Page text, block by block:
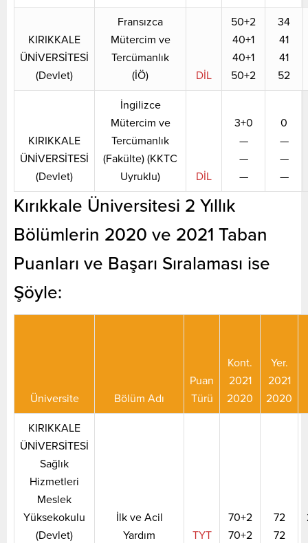
KIRIKKALE
ÜNİVERSİTESİ
(Devlet)
Fransızca
Mütercim ve
Tercümanlık
(İÖ)
DİL
50+2
40+1
40+1
50+2
34
41
41
52
KIRIKKALE
ÜNİVERSİTESİ
(Devlet)
İngilizce
Mütercim ve
Tercümanlık
(Fakülte) (KKTC
Uyruklu)
DİL
3+0
—
—
—
0
—
—
—
Kırıkkale Üniversitesi 2 Yıllık
Bölümlerin 2020 ve 2021 Taban
Puanları ve Başarı Sıralaması ise
Şöyle:
Üniversite Bölüm Adı
Puan
Türü
Kont.
2021
2020
Yer.
2021
2020
KIRIKKALE
ÜNİVERSİTESİ
Sağlık
Hizmetleri
Meslek
Yüksekokulu
(Devlet)
İlk ve Acil
Yardım
TYT
70+2
70+2
72
72